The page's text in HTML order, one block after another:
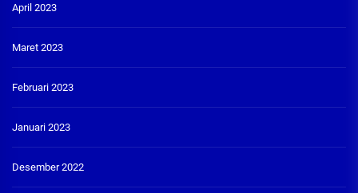
April 2023
Maret 2023
Februari 2023
Januari 2023
Desember 2022